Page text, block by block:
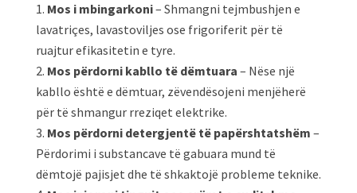
Mos i mbingarkoni– Shmangni tejmbushjen e
lavatriçes, lavastoviljes ose frigoriferit për të
ruajtur efikasitetin e tyre.
Mos përdorni kabllo të dëmtuara – Nëse një
kabllo është e dëmtuar, zëvendësojeni menjëherë
për të shmangur rreziqet elektrike.
Mos përdorni detergjentë të papërshtatshëm –
Përdorimi i substancave të gabuara mund të
dëmtojë pajisjet dhe të shkaktojë probleme teknike.